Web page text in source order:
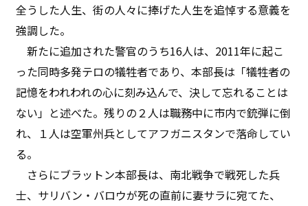
全うした人生、街の人々に捧げた人生を追悼する意義を
強調した。
新たに追加された警官のうち16人は、2011年に起こ
った同時多発テロの犠牲者であり、本部長は「犠牲者の
記憶をわれわれの心に刻み込んで、決して忘れることは
ない」と述べた。残りの２人は職務中に市内で銃弾に倒
れ、１人は空軍州兵としてアフガニスタンで落命してい
る。
さらにブラットン本部長は、南北戦争で戦死した兵
士、サリバン・バロウが死の直前に妻サラに宛てた、